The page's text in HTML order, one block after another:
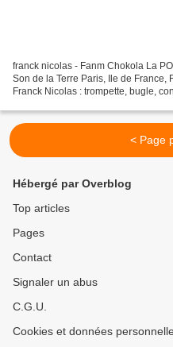
franck nicolas - Fanm Chokola La
Son de la Terre Paris, Ile de France,
Franck Nicolas : trompette, bugle,
< Page
Hébergé par Overblog
Top articles
Pages
Contact
Signaler un abus
C.G.U.
Cookies et données